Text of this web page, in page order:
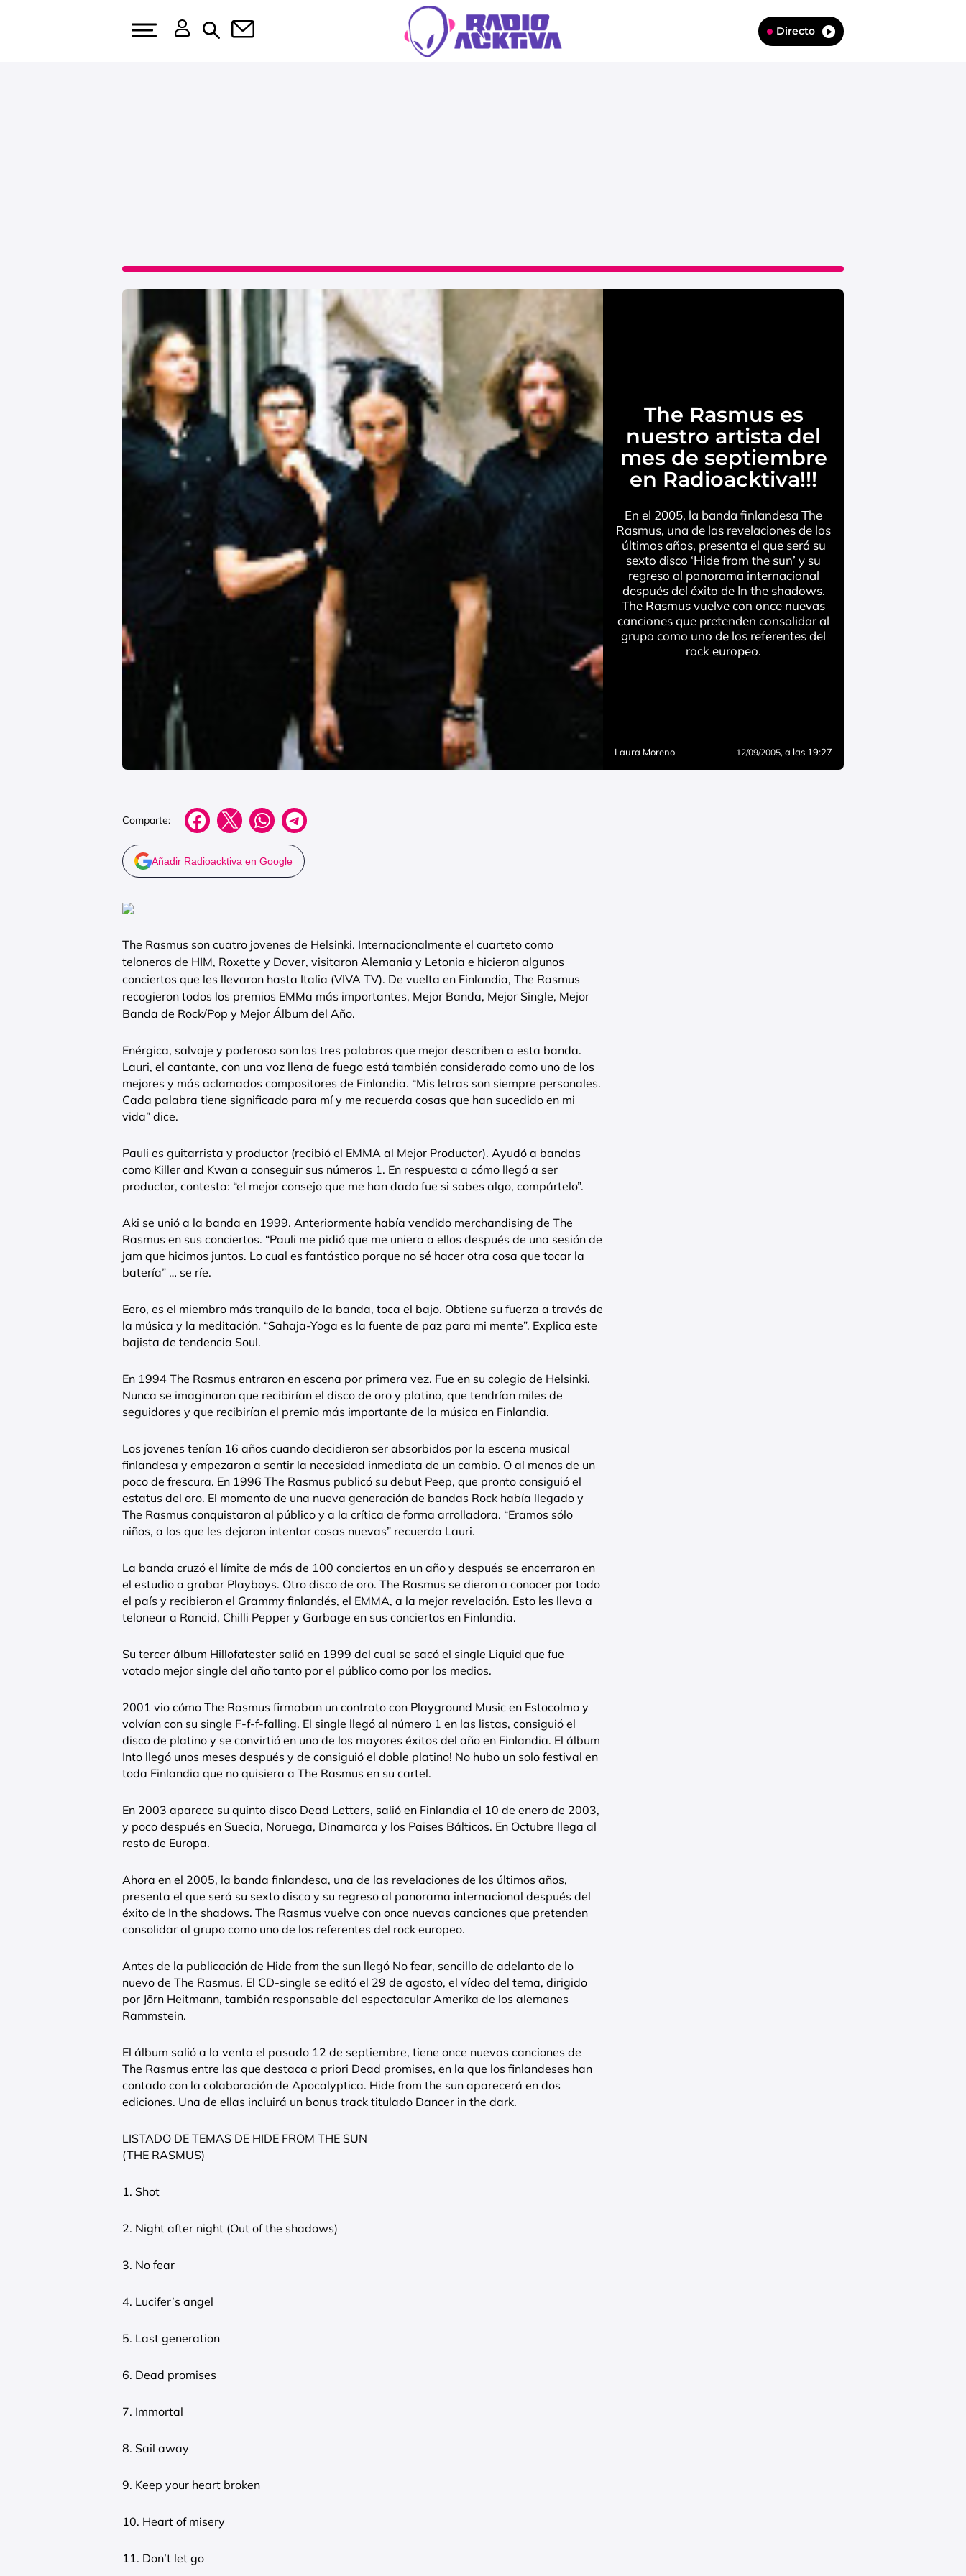
Directo
The Rasmus es
nuestro artista del
mes de septiembre
en Radioacktiva!!!
En el 2005, la banda finlandesa The
Rasmus, una de las revelaciones de los
últimos años, presenta el que será su
sexto disco ‘Hide from the sun’ y su
regreso al panorama internacional
después del éxito de In the shadows.
The Rasmus vuelve con once nuevas
canciones que pretenden consolidar al
grupo como uno de los referentes del
rock europeo.
Laura Moreno 12/09/2005, a las 19:27
Comparte:
Añadir Radioacktiva en Google
The Rasmus son cuatro jovenes de Helsinki. Internacionalmente el cuarteto como
teloneros de HIM, Roxette y Dover, visitaron Alemania y Letonia e hicieron algunos
conciertos que les llevaron hasta Italia (VIVA TV). De vuelta en Finlandia, The Rasmus
recogieron todos los premios EMMa más importantes, Mejor Banda, Mejor Single, Mejor
Banda de Rock/Pop y Mejor Álbum del Año.
Enérgica, salvaje y poderosa son las tres palabras que mejor describen a esta banda.
Lauri, el cantante, con una voz llena de fuego está también considerado como uno de los
mejores y más aclamados compositores de Finlandia. “Mis letras son siempre personales.
Cada palabra tiene significado para mí y me recuerda cosas que han sucedido en mi
vida” dice.
Pauli es guitarrista y productor (recibió el EMMA al Mejor Productor). Ayudó a bandas
como Killer and Kwan a conseguir sus números 1. En respuesta a cómo llegó a ser
productor, contesta: “el mejor consejo que me han dado fue si sabes algo, compártelo”.
Aki se unió a la banda en 1999. Anteriormente había vendido merchandising de The
Rasmus en sus conciertos. “Pauli me pidió que me uniera a ellos después de una sesión de
jam que hicimos juntos. Lo cual es fantástico porque no sé hacer otra cosa que tocar la
batería” … se ríe.
Eero, es el miembro más tranquilo de la banda, toca el bajo. Obtiene su fuerza a través de
la música y la meditación. “Sahaja-Yoga es la fuente de paz para mi mente”. Explica este
bajista de tendencia Soul.
En 1994 The Rasmus entraron en escena por primera vez. Fue en su colegio de Helsinki.
Nunca se imaginaron que recibirían el disco de oro y platino, que tendrían miles de
seguidores y que recibirían el premio más importante de la música en Finlandia.
Los jovenes tenían 16 años cuando decidieron ser absorbidos por la escena musical
finlandesa y empezaron a sentir la necesidad inmediata de un cambio. O al menos de un
poco de frescura. En 1996 The Rasmus publicó su debut Peep, que pronto consiguió el
estatus del oro. El momento de una nueva generación de bandas Rock había llegado y
The Rasmus conquistaron al público y a la crítica de forma arrolladora. “Eramos sólo
niños, a los que les dejaron intentar cosas nuevas” recuerda Lauri.
La banda cruzó el límite de más de 100 conciertos en un año y después se encerraron en
el estudio a grabar Playboys. Otro disco de oro. The Rasmus se dieron a conocer por todo
el país y recibieron el Grammy finlandés, el EMMA, a la mejor revelación. Esto les lleva a
telonear a Rancid, Chilli Pepper y Garbage en sus conciertos en Finlandia.
Su tercer álbum Hillofatester salió en 1999 del cual se sacó el single Liquid que fue
votado mejor single del año tanto por el público como por los medios.
2001 vio cómo The Rasmus firmaban un contrato con Playground Music en Estocolmo y
volvían con su single F-f-f-falling. El single llegó al número 1 en las listas, consiguió el
disco de platino y se convirtió en uno de los mayores éxitos del año en Finlandia. El álbum
Into llegó unos meses después y de consiguió el doble platino! No hubo un solo festival en
toda Finlandia que no quisiera a The Rasmus en su cartel.
En 2003 aparece su quinto disco Dead Letters, salió en Finlandia el 10 de enero de 2003,
y poco después en Suecia, Noruega, Dinamarca y los Paises Bálticos. En Octubre llega al
resto de Europa.
Ahora en el 2005, la banda finlandesa, una de las revelaciones de los últimos años,
presenta el que será su sexto disco y su regreso al panorama internacional después del
éxito de In the shadows. The Rasmus vuelve con once nuevas canciones que pretenden
consolidar al grupo como uno de los referentes del rock europeo.
Antes de la publicación de Hide from the sun llegó No fear, sencillo de adelanto de lo
nuevo de The Rasmus. El CD-single se editó el 29 de agosto, el vídeo del tema, dirigido
por Jörn Heitmann, también responsable del espectacular Amerika de los alemanes
Rammstein.
El álbum salió a la venta el pasado 12 de septiembre, tiene once nuevas canciones de
The Rasmus entre las que destaca a priori Dead promises, en la que los finlandeses han
contado con la colaboración de Apocalyptica. Hide from the sun aparecerá en dos
ediciones. Una de ellas incluirá un bonus track titulado Dancer in the dark.
LISTADO DE TEMAS DE HIDE FROM THE SUN
(THE RASMUS)
1. Shot
2. Night after night (Out of the shadows)
3. No fear
4. Lucifer’s angel
5. Last generation
6. Dead promises
7. Immortal
8. Sail away
9. Keep your heart broken
10. Heart of misery
11. Don’t let go